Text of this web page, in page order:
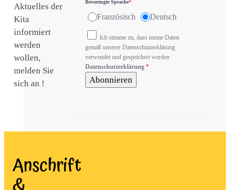
Aktuelles der
Kita
informiert
werden
wollen,
melden Sie
sich an !
Bevorzugte Sprache*
Französisch Deutsch
Ich stimme zu, dass meine Daten
gemäß unserer Datenschutzerklärung
verwendet und gespeichert werden
Datenschutzerklärung *
Abonnieren
Anschrift